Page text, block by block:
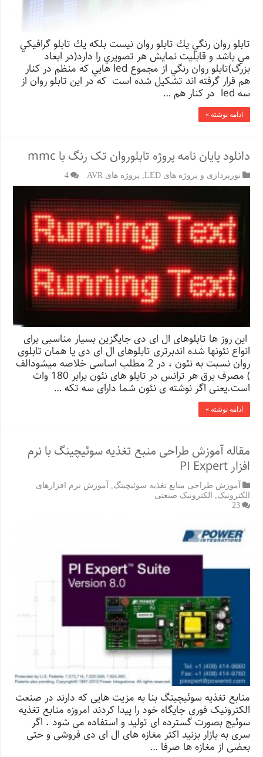
تابلو روان رنگي يك تابلو روان نيست بلكه يك تابلو گرافيكي
مي باشد و قابليت نمايش هر تصويري را دارد(در ابعاد
بزرگ)تابلو روان رنگي از مجموع led هايي كه منظم در كنار
هم قرار گرفته اند تشكيل شده است كه در اين تابلو روان از
سه led در كنار هم …
ادامه نوشته »
دانلود پایان نامه پروژه تابلوروان تک رنگ با mmc
نورپردازی و پروژه های LED , پروژه های AVR 4
این روز ها تابلوهای ال ای دی جایگزین بسیار مناسبی برای
انواع نئونها شده اندبرتری تابلوهای ال ای دی یا همان تابلوی
روان نسبت به نئون ، در 2 مطلب اساسی خلاصه میشودالف
) مصرف برق هر ترانس در تابلو های نئون برابر 180 وات
است.یعنی اگر نوشته ی نئون شما دارای سه تكه …
ادامه نوشته »
مقاله آموزش طراحی منبع تغذیه سوئیچینگ با نرم
افزار PI Expert
آموزش طراحی منابع تغذیه سوئیچینگ
آموزش نرم افزارهای
الکترونیک
الکترونیک صنعتی
23
منابع تغذیه سوئیچینگ بنا به مزیت هایی که دارند در صنعت
الکترونیک فوری جایگاه خود را پیدا کردند امروزه منابع تغذیه
سوئیچ بصورت گسترده ای تولید و استفاده می شود . اگر
سری به بازار بزنید اکثر مغازه های ال ای دی فروشی و حتی
بعضی از مغازه ها صرفا …